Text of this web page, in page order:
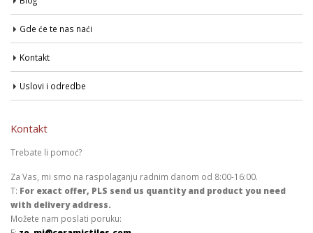
Gde će te nas naći
Kontakt
Uslovi i odredbe
Kontakt
Trebate li pomoć?
Za Vas, mi smo na raspolaganju radnim danom od 8:00-16:00.
T: For exact offer, PLS send us quantity and product you need
with delivery address.
Možete nam poslati poruku: